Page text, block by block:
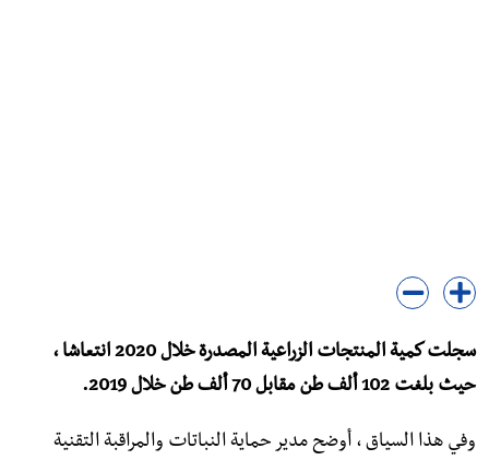
سجلت كمية المنتجات الزراعية المصدرة خلال 2020 انتعاشا ،
حيث بلغت 102 ألف طن مقابل 70 ألف طن خلال 2019.
وفي هذا السياق ، أوضح مدير حماية النباتات والمراقبة التقنية